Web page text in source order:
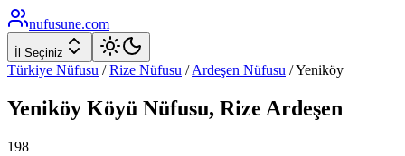
nufusune.com
İl Seçiniz
Türkiye Nüfusu / Rize Nüfusu / Ardeşen Nüfusu /Yeniköy
Yeniköy Köyü Nüfusu, Rize Ardeşen
198